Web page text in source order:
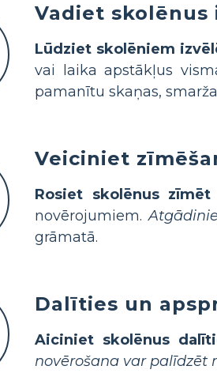
Vadiet skolēnus
Lūdziet skolēniem
vai laika apstākļus
pamanītu skaņas,
Veiciniet
Rosiet skolēnus
novērojumiem.
grāmatā.
Dalīties un
Aiciniet skolēnus
novērošana var